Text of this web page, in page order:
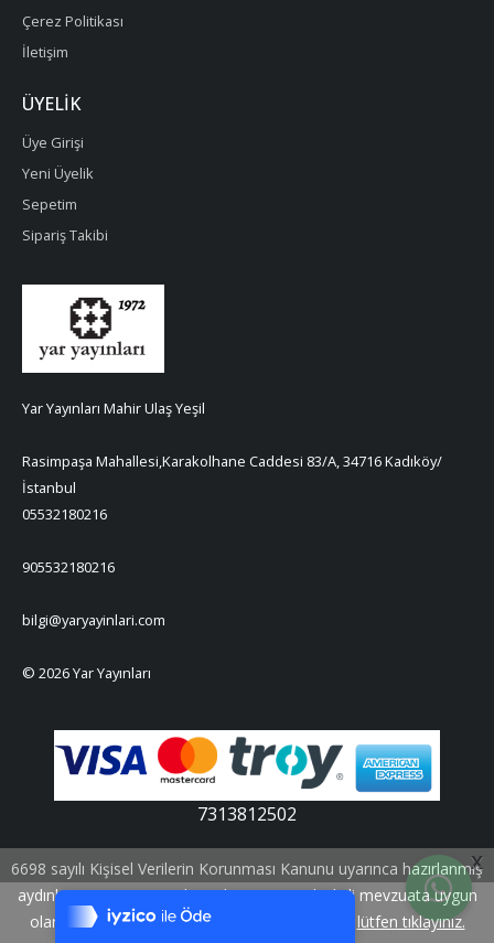
Tek Tıkla Ödeme Kolaylığı
7/24 Canlı Destek
%100 Sorunsuz Alışveriş
Çerez Politikası
İletişim
ÜYELIK
Üye Girişi
Yeni Üyelik
Sepetim
Sipariş Takibi
Yar Yayınları Mahir Ulaş Yeşil
Rasimpaşa Mahallesi,Karakolhane Caddesi 83/A, 34716 Kadıköy/
İstanbul
05532180216
905532180216
bilgi@yaryayinlari.com
© 2026 Yar Yayınları
7313812502
6698 sayılı Kişisel Verilerin Korunması Kanunu uyarınca hazırlanmış
aydınlatma metnimizi okumak ve sitemizde ilgili mevzuata uygun
olarak kullanılan çerezlerle ilgili bilgi almak için lütfen tıklayınız.
X